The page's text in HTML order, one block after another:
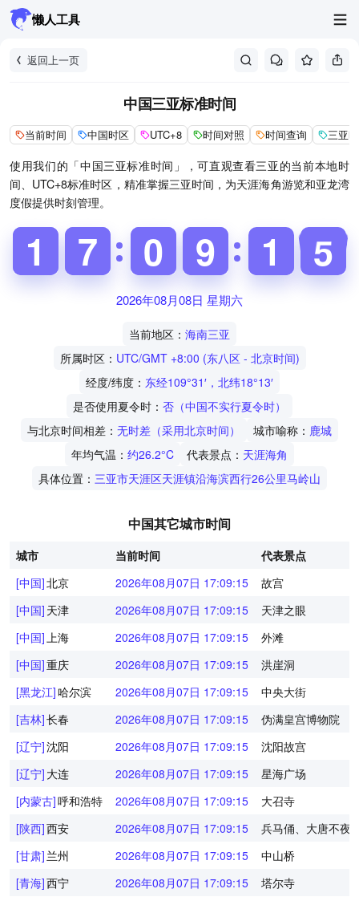
懒人工具
返回上一页
中国三亚标准时间
当前时间 中国时区 UTC+8 时间对照 时间查询 三亚
使用我们的「中国三亚标准时间」，可直观查看三亚的当前本地时
间、UTC+8标准时区，精准掌握三亚时间，为天涯海角游览和亚龙湾
度假提供时刻管理。
1
1
1
1 6
6
7
7 9
9
0
0 8
8
9
9 0
1
1 5
5
6
2026年08月08日 星期六
当前地区： 海南三亚
所属时区： UTC/GMT +8:00 (东八区 - 北京时间)
经度/纬度： 东经109°31′，北纬18°13′
是否使用夏令时： 否（中国不实行夏令时）
与北京时间相差： 无时差（采用北京时间） 城市喻称： 鹿城
年均气温： 约26.2°C 代表景点： 天涯海角
具体位置： 三亚市天涯区天涯镇沿海滨西行26公里马岭山
中国其它城市时间
城市 当前时间
代表景点
[中国]北京 2026年08月07日 17:09:15
故宫
[中国] 天津 2026年08月07日 17:09:15
天津之眼
[中国]上海 2026年08月07日 17:09:15
外滩
[中国]重庆 2026年08月07日 17:09:15
洪崖洞
[黑龙江]哈尔滨 2026年08月07日 17:09:15
中央大街
[吉林]长春 2026年08月07日 17:09:15
伪满皇宫博物院
[辽宁]沈阳 2026年08月07日 17:09:15
沈阳故宫
[辽宁] 大连 2026年08月07日 17:09:15
星海广场
[内蒙古]呼和浩特 2026年08月07日 17:09:15
大召寺
[陕西]西安 2026年08月07日 17:09:15
兵马俑、大唐不夜
[甘肃] 兰州 2026年08月07日 17:09:15
中山桥
[青海]西宁 2026年08月07日 17:09:15
塔尔寺